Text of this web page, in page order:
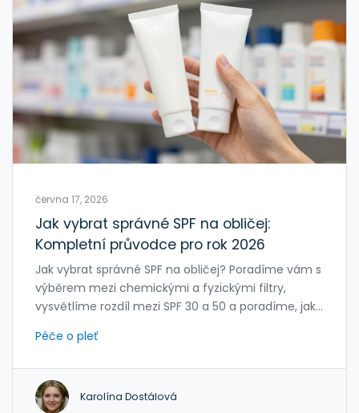
června 17, 2026
Jak vybrat správné SPF na obličej:
Kompletní průvodce pro rok 2026
Jak vybrat správné SPF na obličej? Poradíme vám s
výběrem mezi chemickými a fyzickými filtry,
vysvětlíme rozdíl mezi SPF 30 a 50 a poradíme, jak
Péče o pleť
Karolína Dostálová